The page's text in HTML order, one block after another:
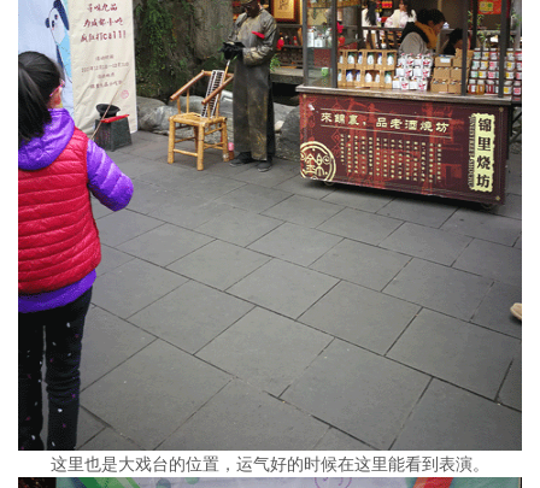
这里也是大戏台的位置，运气好的时候在这里能看到表演。